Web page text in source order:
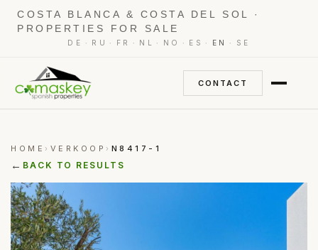
COSTA BLANCA & COSTA DEL SOL ·
PROPERTIES FOR SALE
DE · RU · FR · NL · NO · ES · EN · SE
CONTACT
HOME › VERKOOP › N8417-1
← BACK TO RESULTS